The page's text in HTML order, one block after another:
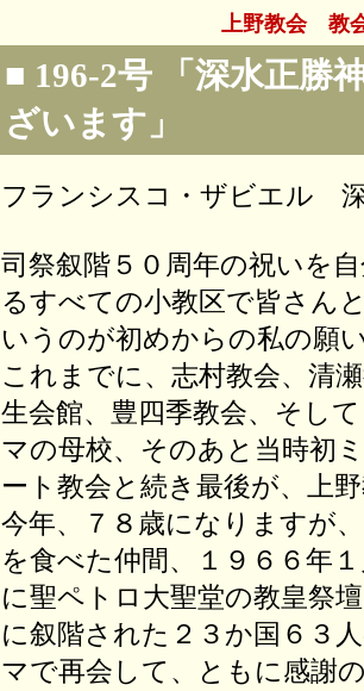
上野教会 教
■ 196-2号 「深水正勝
ざいます」
フランシスコ・ザビエル
司祭叙階５０周年の祝いを
るすべての小教区で皆さん
いうのが初めからの私の願
これまでに、志村教会、清
生会館、豊四季教会、そし
マの母校、そのあと当時初
ート教会と続き最後が、上
今年、７８歳になりますが
を食べた仲間、１９６６年
に聖ペトロ大聖堂の教皇祭
に叙階された２３か国６３
マで再会して、ともに感謝